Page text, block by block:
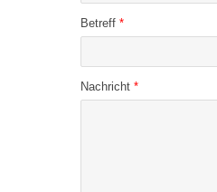
Betreff *
Nachricht *